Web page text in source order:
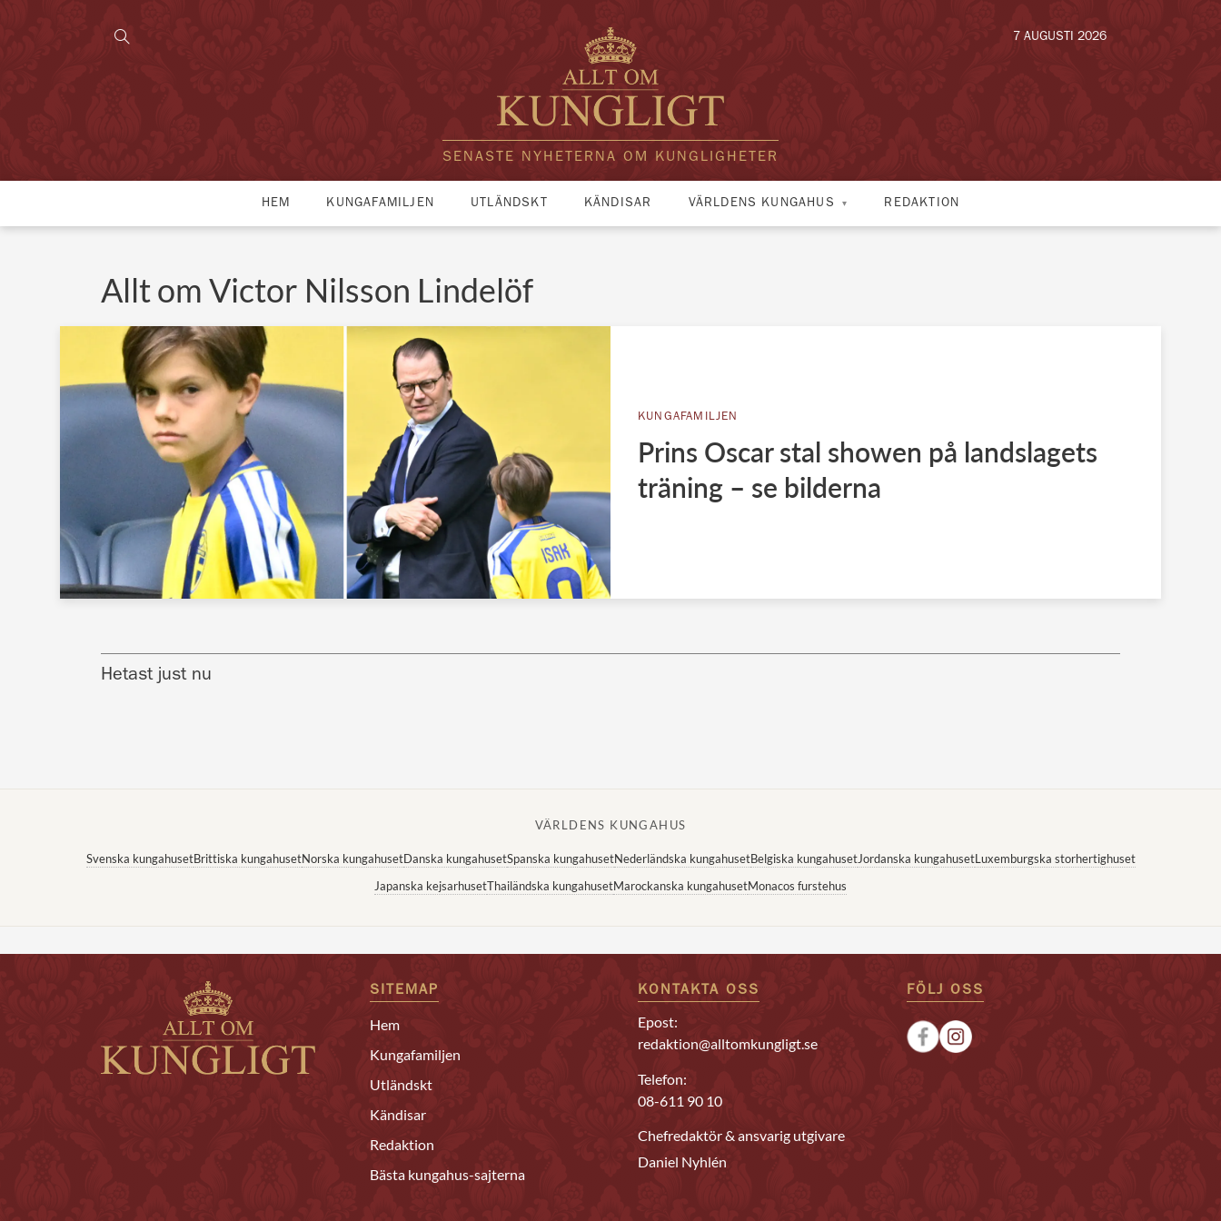
SENASTE NYHETERNA OM KUNGLIGHETER
7 AUGUSTI 2026
HEM KUNGAFAMILJEN UTLÄNDSKT KÄNDISAR VÄRLDENS KUNGAHUS REDAKTION
Allt om Victor Nilsson Lindelöf
KUNGAFAMILJEN
Prins Oscar stal showen på landslagets
träning – se bilderna
Hetast just nu
VÄRLDENS KUNGAHUS
Svenska kungahusetBrittiska kungahusetNorska kungahusetDanska kungahusetSpanska kungahusetNederländska kungahusetBelgiska kungahusetJordanska kungahusetLuxemburgska storhertighuset
Japanska kejsarhusetThailändska kungahusetMarockanska kungahusetMonacos furstehus
SITEMAP
Hem
Kungafamiljen
Utländskt
Kändisar
Redaktion
Bästa kungahus-sajterna
KONTAKTA OSS
Epost:
redaktion@alltomkungligt.se
Telefon:
08-611 90 10
Chefredaktör & ansvarig utgivare
Daniel Nyhlén
FÖLJ OSS